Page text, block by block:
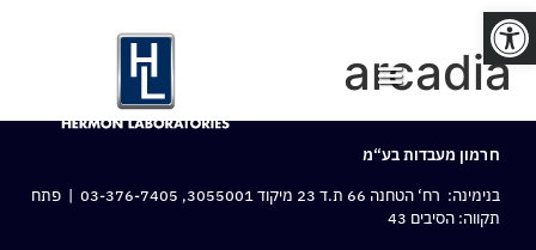
פתח סרגל נגישות
arcadia
חרמון מעבדות בע“מ
בנימינה: רח‘ הטחנה 66 ת.ד 23 מיקוד 3055001,
03-376-7405 | פתח
תקווה: הסיבים 43